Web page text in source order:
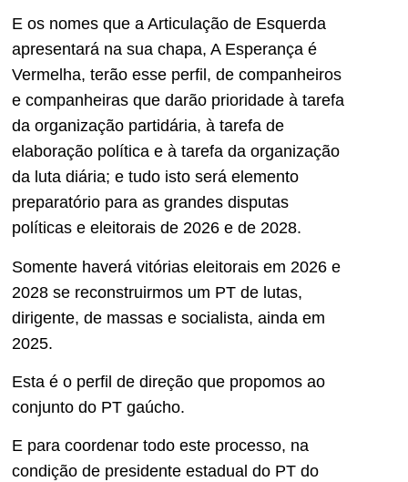
E os nomes que a Articulação de Esquerda
apresentará na sua chapa, A Esperança é
Vermelha, terão esse perfil, de companheiros
e companheiras que darão prioridade à tarefa
da organização partidária, à tarefa de
elaboração política e à tarefa da organização
da luta diária; e tudo isto será elemento
preparatório para as grandes disputas
políticas e eleitorais de 2026 e de 2028.
Somente haverá vitórias eleitorais em 2026 e
2028 se reconstruirmos um PT de lutas,
dirigente, de massas e socialista, ainda em
2025.
Esta é o perfil de direção que propomos ao
conjunto do PT gaúcho.
E para coordenar todo este processo, na
condição de presidente estadual do PT do